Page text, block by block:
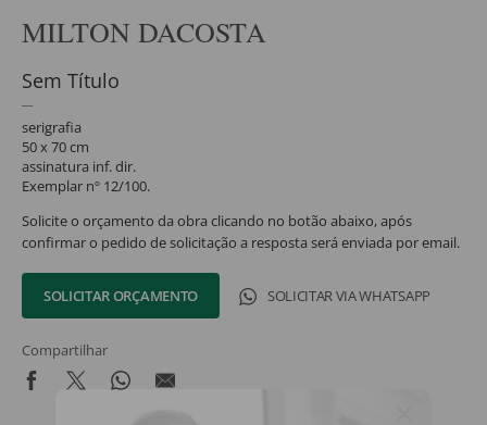
MILTON DACOSTA
Sem Título
serigrafia
50 x 70 cm
assinatura inf. dir.
Exemplar nº 12/100.
Solicite o orçamento da obra clicando no botão abaixo, após
confirmar o pedido de solicitação a resposta será enviada por email.
SOLICITAR ORÇAMENTO SOLICITAR VIA WHATSAPP
Compartilhar